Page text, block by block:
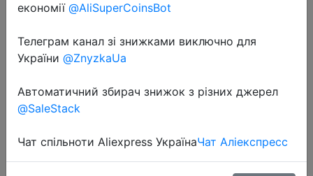
2022-10-01
Миксер ручной VIXTER VHM-5230
економії @AliSuperCoinsBot
Телеграм канал зі знижками виключно для
України @ZnyzkaUa
Автоматичний збирач знижок з різних джерел
@SaleStack
Чат спільноти Aliexpress УкраїнаЧат Аліекспресс